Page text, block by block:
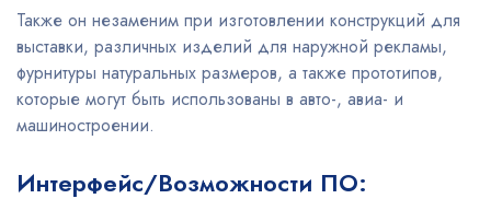
Также он незаменим при изготовлении конструкций для
выставки, различных изделий для наружной рекламы,
фурнитуры натуральных размеров, а также прототипов,
которые могут быть использованы в авто-, авиа- и
машиностроении.
Интерфейс/Возможности ПО: